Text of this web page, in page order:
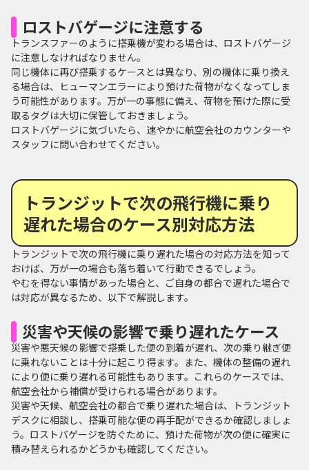
ロストバゲージに注意する
トランスファーのように搭乗機が変わる場合は、ロストバゲージ
に注意しなければなりません。
同じ機体に再び搭乗するケースとは異なり、別の機体に乗り換え
る場合は、ヒューマンエラーにより預けた荷物がなくなってしま
う可能性があります。万が一の事態に備え、荷物を預けた際に受
取るタグは大切に保管しておきましょう。
ロストバゲージに気づいたら、速やかに航空会社のカウンターや
スタッフに問い合わせてください。
トランジットで次の飛行機に乗り
遅れた場合のケース別対応方法
トランジットで次の飛行機に乗り遅れた場合の対応方法を知って
おけば、万が一の場合も落ち着いて行動できるでしょう。
やむを得ない事情があった場合と、ご自身の都合で遅れた場合で
は対応が異なるため、以下で解説します。
災害や天候の影響で乗り遅れたケース
災害や悪天候の影響で搭乗した便の到着が遅れ、次の乗り継ぎ便
に乗れないことは十分に起こり得ます。また、機体の整備の遅れ
により便に乗り遅れる可能性もあります。これらのケースでは、
航空会社から補償が受けられる場合があります。
災害や天候、航空会社の都合で乗り遅れた場合は、トランジット
デスクに相談し、搭乗可能な便の再手配ができるか確認しましょ
う。ロストバゲージを防ぐために、預けた荷物が次の便に確実に
積み替えられるかどうかも確認してください。